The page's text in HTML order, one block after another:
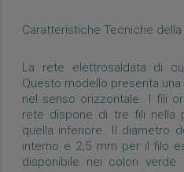
Caratteristiche Tecniche della
La rete elettrosaldata di
Questo modello presenta
nel senso orizzontale. I fili
rete dispone di tre fili nella
quella inferiore. Il diametro
interno e 2,5 mm per il filo
disponibile nei colori